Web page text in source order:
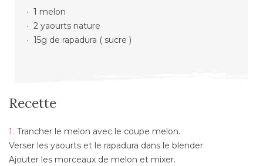
1 melon
2 yaourts nature
15g de rapadura ( sucre )
Recette
Trancher le melon avec le coupe melon.
Verser les yaourts et le rapadura dans le blender.
Ajouter les morceaux de melon et mixer.